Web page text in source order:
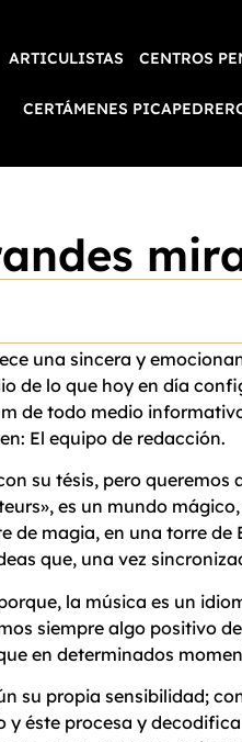
ARTICULISTAS CENTROS
CERTÁMENES
una sincera y
de lo que hoy en día
de todo medio
El equipo de redacción.
su tésis, pero
es un mundo
de magia, en una torre
que, una vez
la música es un
siempre algo positivo
en determinados
su propia sensibilidad;
y éste procesa y